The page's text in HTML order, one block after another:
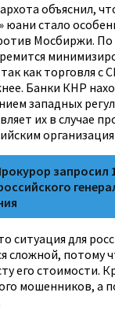
объяснил,
юани стало
Мосбиржи.
как торговля с
Банки КНР
западных
их в случае
запросил
ситуация для
сложной, потому
его стоимости.
мошенников, а